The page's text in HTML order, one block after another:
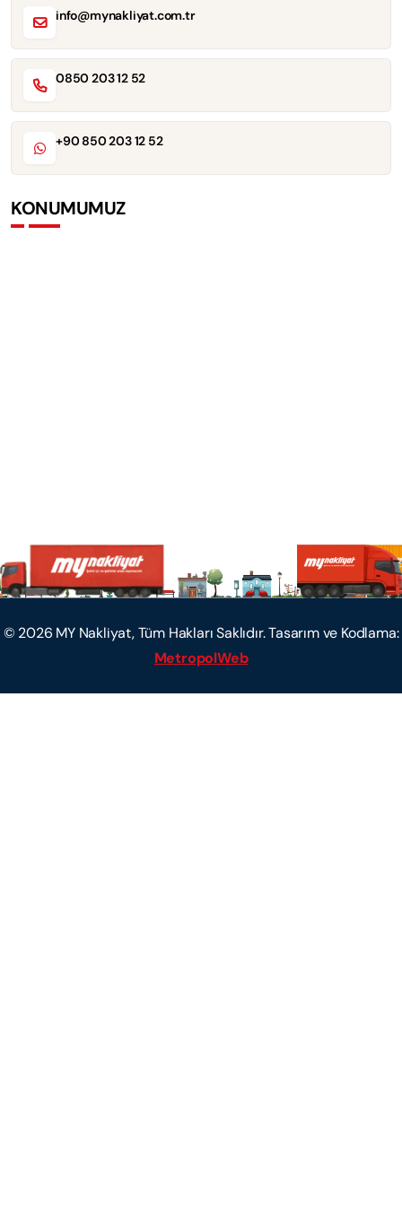
info@mynakliyat.com.tr
0850 203 12 52
+90 850 203 12 52
KONUMUMUZ
© 2026 MY Nakliyat, Tüm Hakları Saklıdır. Tasarım ve Kodlama:
MetropolWeb